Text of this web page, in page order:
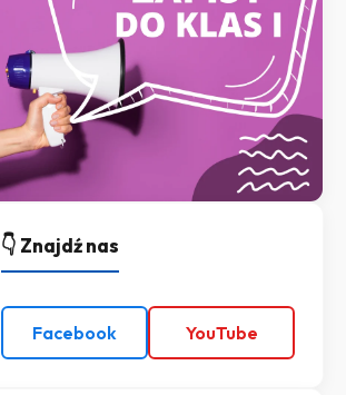
👇 Znajdź nas
Facebook YouTube